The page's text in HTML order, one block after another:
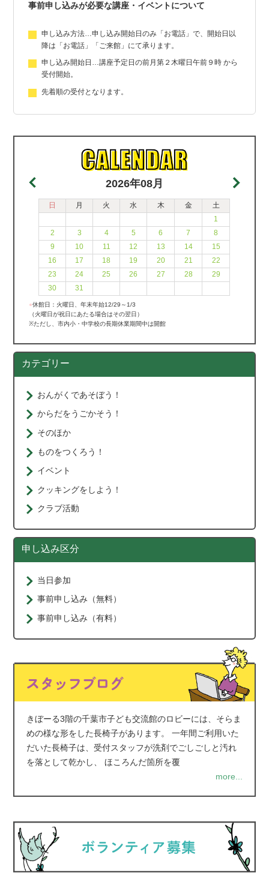
事前申し込みが必要な講座・イベントについて
申し込み方法…申し込み開始日のみ「お電話」で、開始日以
降は「お電話」「ご来館」にて承ります。
申し込み開始日…講座予定日の前月第２木曜日午前９時 から
受付開始。
先着順の受付となります。
2026年08月
日 月 火 水 木 金
土
1
2
3 4 5 6 7
8
9
10 11 12 13 14
15
16
17 18 19 20 21
22
23
24 25 26 27 28
29
30
31
●休館日：火曜日、年末年始12/29～1/3
（火曜日が祝日にあたる場合はその翌日）
※ただし、市内小・中学校の長期休業期間中は開館
カテゴリー
おんがくであそぼう！
からだをうごかそう！
そのほか
ものをつくろう！
イベント
クッキングをしよう！
クラブ活動
申し込み区分
当日参加
事前申し込み（無料）
事前申し込み（有料）
きぼーる3階の千葉市子ども交流館のロビーには、そらま
めの様な形をした長椅子があります。 一年間ご利用いた
だいた長椅子は、受付スタッフが洗剤でごしごしと汚れ
を落として乾かし、 ほころんだ箇所を覆
more...